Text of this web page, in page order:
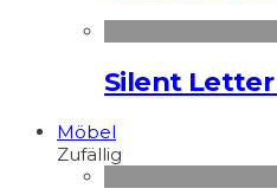
Silent
Möbel
Zufällig